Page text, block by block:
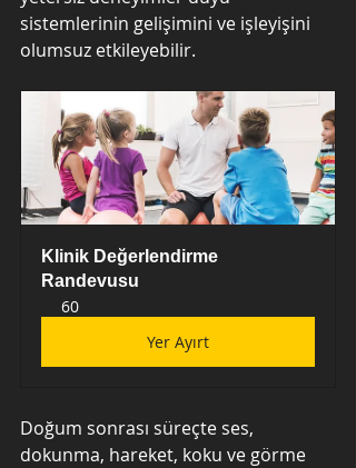
sistemlerinin gelişimini ve işleyişini
olumsuz etkileyebilir.
Klinik Değerlendirme
Randevusu
60
Yer Ayırt
Doğum sonrası süreçte ses,
dokunma, hareket, koku ve görme